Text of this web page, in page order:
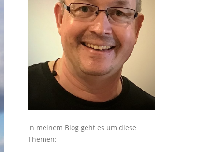
In meinem Blog geht es um diese
Themen: